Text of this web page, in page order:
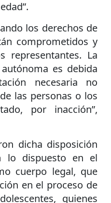
los derechos de
comprometidos y
representantes. La
es debida
necesaria no
las personas o los
por inacción”,
dicha disposición
lo dispuesto en el
cuerpo legal, que
en el proceso de
quienes